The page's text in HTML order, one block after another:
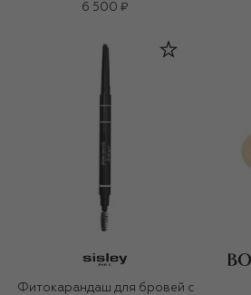
6 500 ₽
Фитокарандаш для бровей с